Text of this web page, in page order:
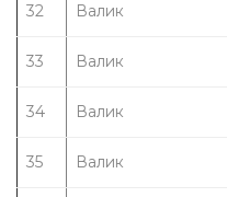
32 Валик
33 Валик
34 Валик
35 Валик